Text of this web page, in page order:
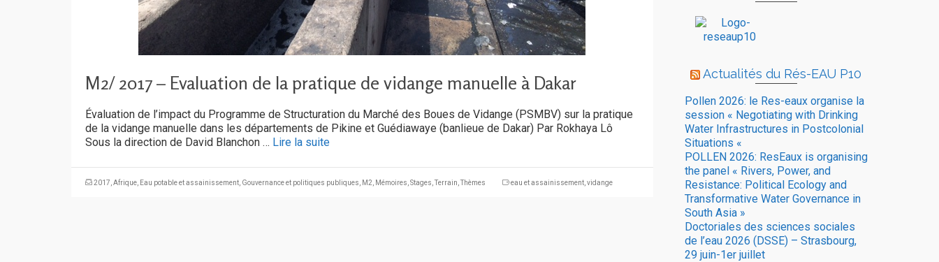
M2/ 2017 – Evaluation de la pratique de vidange manuelle à Dakar
Évaluation de l’impact du Programme de Structuration du Marché des Boues de Vidange (PSMBV) sur la pratique
de la vidange manuelle dans les départements de Pikine et Guédiawaye (banlieue de Dakar) Par Rokhaya Lô
Sous la direction de David Blanchon … Lire la suite
2017 Afrique Eau potable et assainissement Gouvernance et politiques publiques M2 Mémoires Stages ,Terrain ,Thèmes eau et assainissement vidange
Actualités du Rés-EAU P10
Pollen 2026: le Res-eaux organise la
session « Negotiating with Drinking
Water Infrastructures in Postcolonial
Situations «
POLLEN 2026: ResEaux is organising
the panel « Rivers, Power, and
Resistance: Political Ecology and
Transformative Water Governance in
South Asia »
Doctoriales des sciences sociales
de l’eau 2026 (DSSE) – Strasbourg,
29 juin-1er juillet